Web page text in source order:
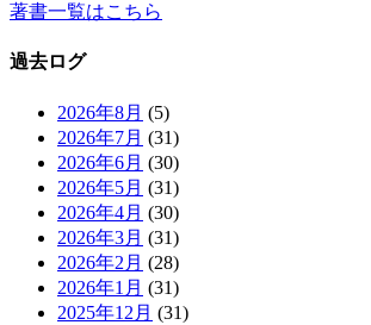
著書一覧はこちら
過去ログ
2026年8月 (5)
2026年7月 (31)
2026年6月 (30)
2026年5月 (31)
2026年4月 (30)
2026年3月 (31)
2026年2月 (28)
2026年1月 (31)
2025年12月 (31)